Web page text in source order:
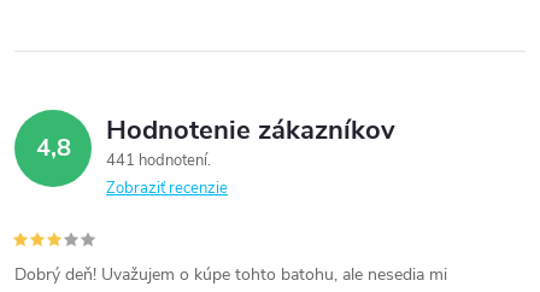
4,8 Hodnotenie zákazníkov
441 hodnotení
Zobraziť recenzie
Dobrý deň! Uvažujem o kúpe tohto batohu, ale nesedia mi